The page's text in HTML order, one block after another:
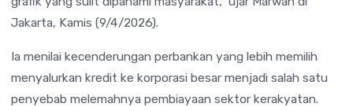
Jakarta, Kamis (9/4/2026).
Ia menilai kecenderungan perbankan yang lebih memilih
menyalurkan kredit ke korporasi besar menjadi salah satu
penyebab melemahnya pembiayaan sektor kerakyatan.